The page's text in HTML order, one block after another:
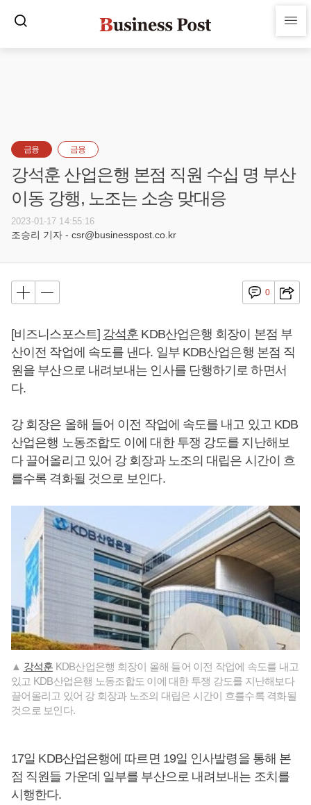
금융 금융
강석훈 산업은행 본점 직원 수십 명 부산
이동 강행, 노조는 소송 맞대응
2023-01-17 14:55:16
조승리 기자 - csr@businesspost.co.kr
0
[비즈니스포스트] 강석훈 KDB산업은행 회장이 본점 부
산이전 작업에 속도를 낸다. 일부 KDB산업은행 본점 직
원을 부산으로 내려보내는 인사를 단행하기로 하면서
다.
강 회장은 올해 들어 이전 작업에 속도를 내고 있고 KDB
산업은행 노동조합도 이에 대한 투쟁 강도를 지난해보
다 끌어올리고 있어 강 회장과 노조의 대립은 시간이 흐
를수록 격화될 것으로 보인다.
▲ 강석훈 KDB산업은행 회장이 올해 들어 이전 작업에 속도를 내고
있고 KDB산업은행 노동조합도 이에 대한 투쟁 강도를 지난해보다
끌어올리고 있어 강 회장과 노조의 대립은 시간이 흐를수록 격화될
것으로 보인다.
17일 KDB산업은행에 따르면 19일 인사발령을 통해 본
점 직원들 가운데 일부를 부산으로 내려보내는 조치를
시행한다.